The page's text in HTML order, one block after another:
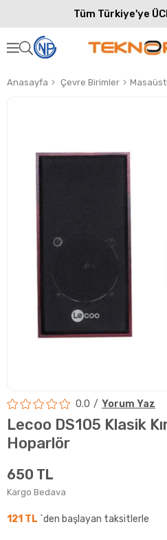
Tüm Türkiye'ye
Anasayfa Çevre Birimler
0.0 Yorum Yaz
Lecoo DS105 Klasik
Hoparlör
650 TL
Kargo Bedava
121 TL `den başlayan taksitlerle